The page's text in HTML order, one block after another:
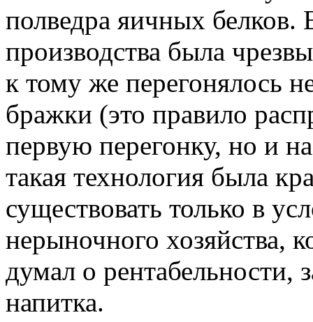
полведра яичных
производства была
к тому же перегонялось
бражки (это правило
первую перегонку, но и
такая технология была
существовать только в
нерыночного хозяйства,
думал о рентабельности,
напитка.